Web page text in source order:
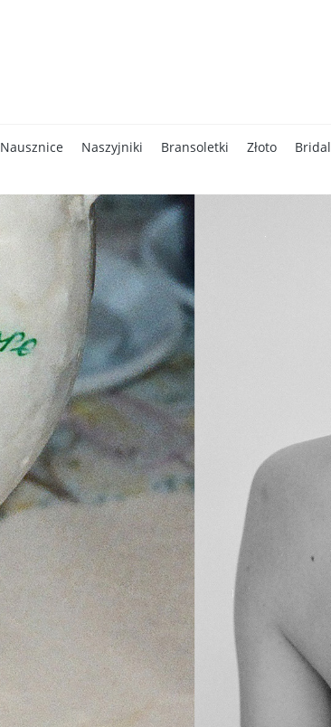
Nausznice Naszyjniki Bransoletki Złoto Bridal
Kampanie Kontakt